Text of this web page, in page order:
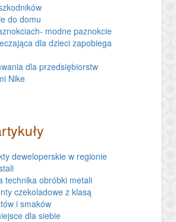
do domu
modne paznokcie
dla dzieci zapobiega
dla przedsiębiorstw
Nike
deweloperskie w regionie
technika obróbki metali
czekoladowe z klasą
i smaków
dla siebie